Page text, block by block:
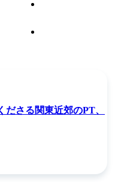
さる関東近郊のPT、